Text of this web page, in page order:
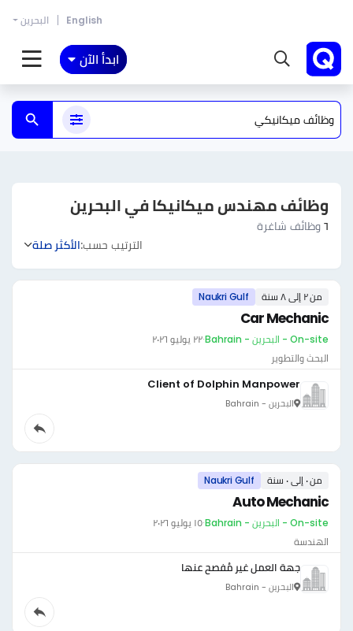
English البحرين
ابدأ الآن
وظائف مهندس ميكانيكا في البحرين
٦ وظائف شاغرة
الترتيب حسب:الأكثر صلة
من ٢ إلى ٨ سنة Naukri Gulf
Car Mechanic
On-site - البحرين - Bahrain ·٢٢ يوليو ٢٠٢٦
البحث والتطوير
Client of Dolphin Manpower
البحرين - Bahrain
من ٠ إلى ٠ سنة Naukri Gulf
Auto Mechanic
On-site - البحرين - Bahrain ·١٥ يوليو ٢٠٢٦
الهندسة
جهة العمل غير مُفصح عنها
البحرين - Bahrain